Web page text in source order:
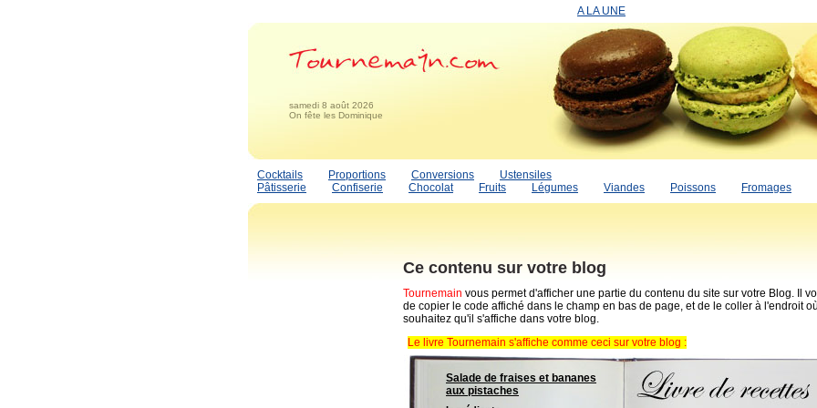
A LA UNE
samedi 8 août 2026
On fête les Dominique
Cocktails Proportions Conversions
Ustensiles
Pâtisserie
Confiserie Chocolat Fruits Légumes Viandes Poissons Fromages
Ce contenu sur votre blog
Tournemain vous permet d'afficher une partie du contenu du site sur votre Blog. Il
de copier le code affiché dans le champ en bas de page, et de le coller à l'endroit
souhaitez qu'il s'affiche dans votre blog.
Le livre Tournemain s'affiche comme ceci sur votre blog :